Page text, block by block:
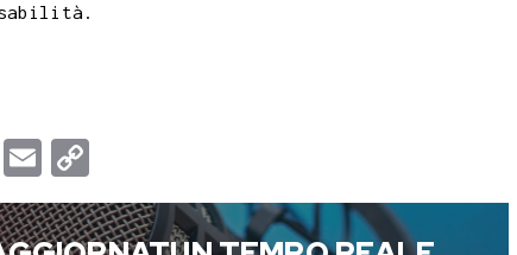
T
E
m
a
o
p